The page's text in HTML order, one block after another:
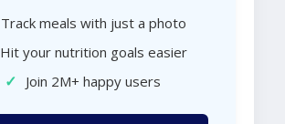
Track meals with just a photo
Hit your nutrition goals easier
✓ Join 2M+ happy users